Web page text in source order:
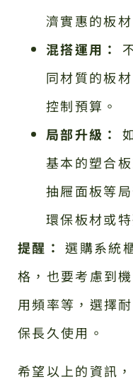
濟實惠的板材
混搭運用：
同材質的板
控制預算。
局部升級：
基本的塑合
抽屜面板等
環保板材或
提醒： 選購系統
格，也要考慮到
用頻率等，選擇
保長久使用。
希望以上的資訊